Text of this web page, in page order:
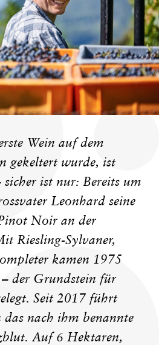
Wein auf dem
gekeltert wurde, ist
ist nur: Bereits um
Leonhard seine
Noir an der
Riesling-Sylvaner,
kamen 1975
– der Grundstein für
Seit 2017 führt
nach ihm benannte
Auf 6 Hektaren,